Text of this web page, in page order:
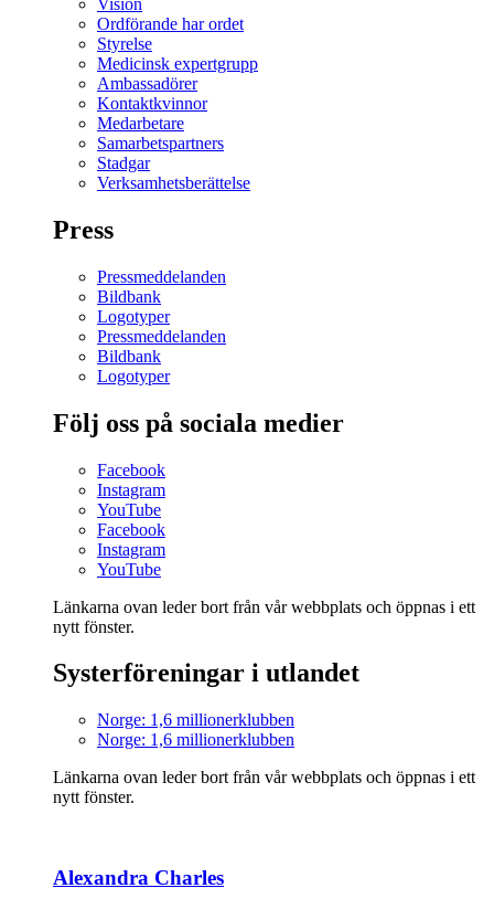
Ordförande har ordet
Styrelse
Medicinsk expertgrupp
Ambassadörer
Kontaktkvinnor
Medarbetare
Samarbetspartners
Stadgar
Verksamhetsberättelse
Press
Pressmeddelanden
Bildbank
Logotyper
Pressmeddelanden
Bildbank
Logotyper
Följ oss på sociala medier
Facebook
Instagram
YouTube
Facebook
Instagram
YouTube
Länkarna ovan leder bort från vår webbplats och öppnas i ett
nytt fönster.
Systerföreningar i utlandet
Norge: 1,6 millionerklubben
Norge: 1,6 millionerklubben
Länkarna ovan leder bort från vår webbplats och öppnas i ett
nytt fönster.
Alexandra Charles